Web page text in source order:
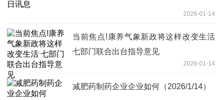
2026-01-14
当前焦点!康养气象新政将这样改变生活
七部门联合出台指导意见
2026-01-14
减肥药制药企业企业如何（2026/1/14）